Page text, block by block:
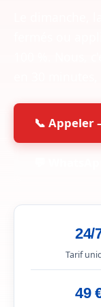
📞 Appeler
24/
Tarif
49